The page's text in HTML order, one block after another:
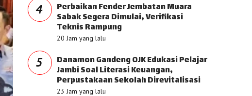
4 Perbaikan Fender Jembatan Muara
Sabak Segera Dimulai, Verifikasi
Teknis Rampung
20 Jam yang lalu
5 Danamon Gandeng OJK Edukasi Pelajar
Jambi Soal Literasi Keuangan,
Perpustakaan Sekolah Direvitalisasi
23 Jam yang lalu